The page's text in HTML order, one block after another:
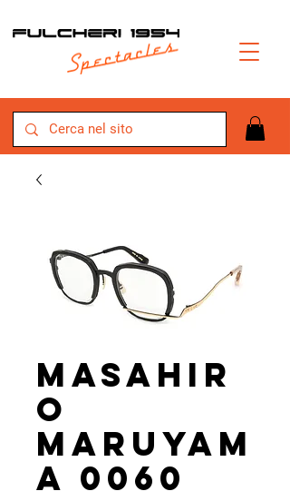
Masahir
o
Maruyam
a 0060